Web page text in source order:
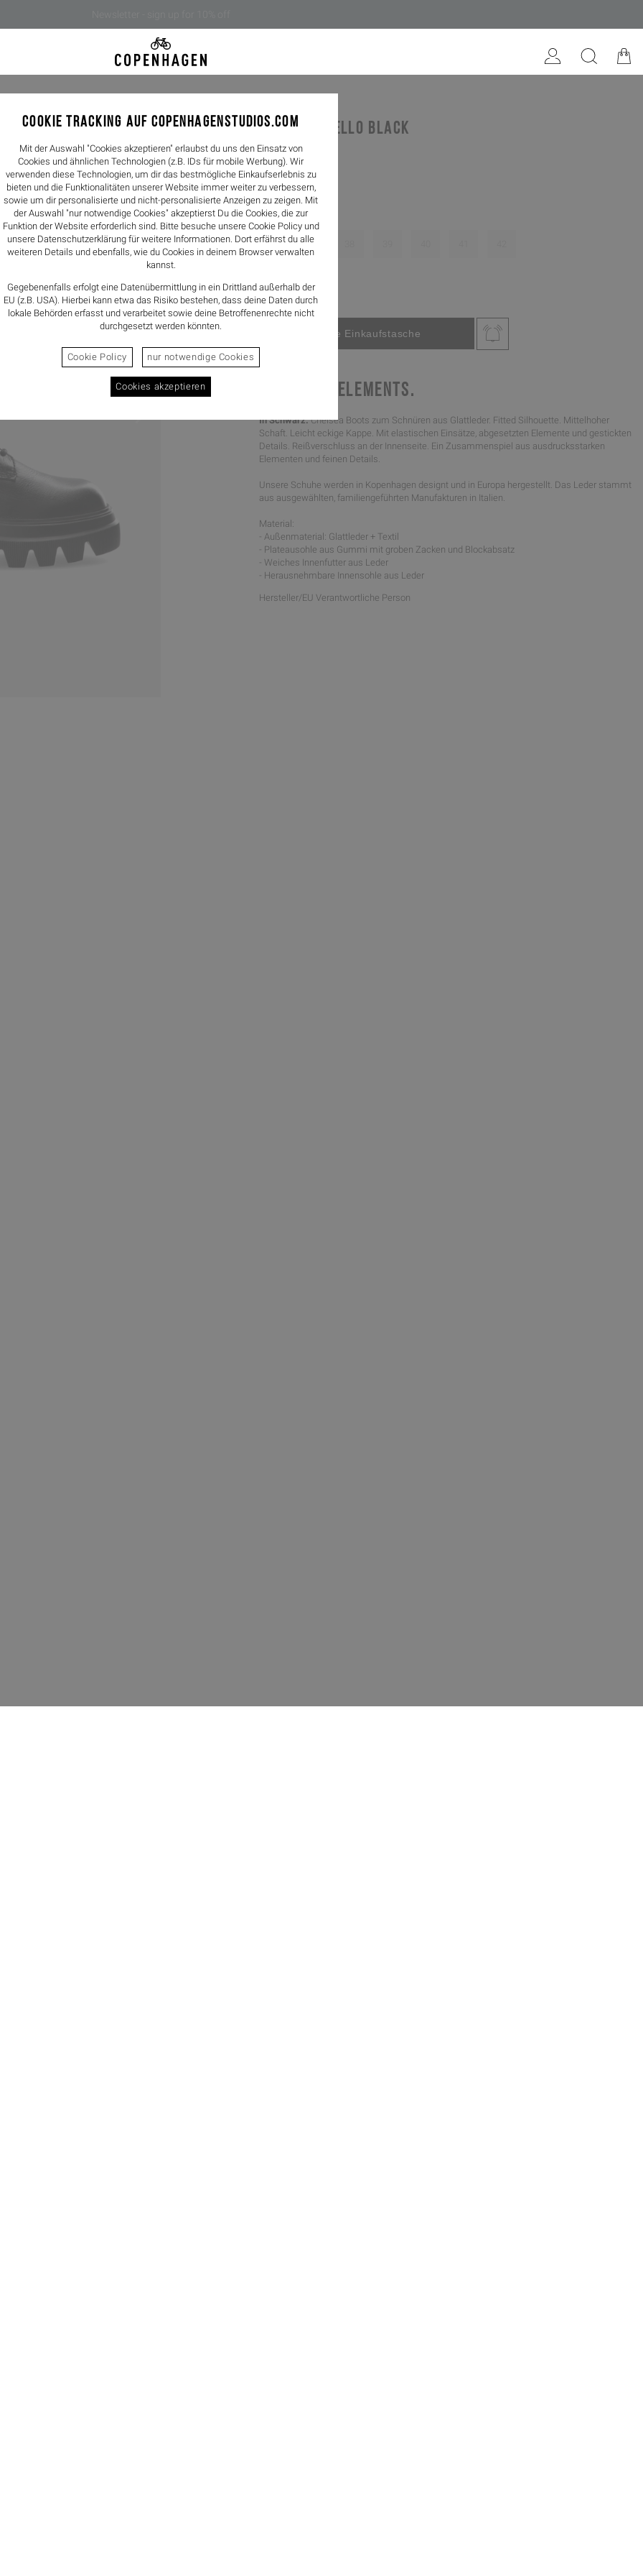
COOKIE TRACKING AUF COPENHAGENSTUDIOS.COM
Mit der Auswahl "Cookies akzeptieren" erlaubst du uns den Einsatz von
Cookies und ähnlichen Technologien (z.B. IDs für mobile Werbung). Wir
verwenden diese Technologien, um dir das bestmögliche Einkaufserlebnis zu
bieten und die Funktionalitäten unserer Website immer weiter zu verbessern,
sowie um dir personalisierte und nicht-personalisierte Anzeigen zu zeigen. Mit
der Auswahl "nur notwendige Cookies" akzeptierst Du die Cookies, die zur
Funktion der Website erforderlich sind. Bitte besuche unsere Cookie Policy und
unsere Datenschutzerklärung für weitere Informationen. Dort erfährst du alle
weiteren Details und ebenfalls, wie du Cookies in deinem Browser verwalten
kannst.
Gegebenenfalls erfolgt eine Datenübermittlung in ein Drittland außerhalb der
EU (z.B. USA). Hierbei kann etwa das Risiko bestehen, dass deine Daten durch
lokale Behörden erfasst und verarbeitet sowie deine Betroffenenrechte nicht
durchgesetzt werden könnten.
Cookie Policy nur notwendige Cookies
Cookies akzeptieren
CPH169 vitello black
249,00€
Farbe -
Größen
36 37
Größentabelle
POWERFUL ELEMENTS.
In Schwarz.Chelsea Boots zum Schnüren aus Glattleder. Fitted Silhouette. Mittelhoher
Schaft. Leicht eckige Kappe. Mit elastischen Einsätze, abgesetzten Elemente und gestickten
Details. Reißverschluss an der Innenseite. Ein Zusammenspiel aus ausdrucksstarken
Elementen und feinen Details.
Unsere Schuhe werden in Kopenhagen designt und in Europa hergestellt. Das Leder stammt
aus ausgewählten, familiengeführten Manufakturen in Italien.
Material:
- Außenmaterial: Glattleder + Textil
- Plateausohle aus Gummi mit groben Zacken und Blockabsatz
- Weiches Innenfutter aus Leder
- Herausnehmbare Innensohle aus Leder
Hersteller/EU Verantwortliche Person